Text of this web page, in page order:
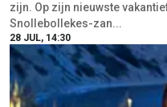
zijn. Op zijn nieuwste
Snollebollekes-zan...
28 JUL, 14:30